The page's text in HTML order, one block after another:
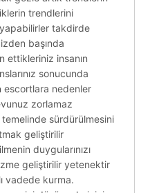
trendlerini
takdirde
başında
ettikleriniz insanın
sonucunda
escortlara nedenler
zorlamaz
sürdürülmesini
geliştirilir
duygularınızı
geliştirilir yetenektir
vadede kurma.